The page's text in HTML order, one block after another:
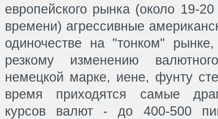
европейского рынка (около 19-
времени) агрессивные
одиночестве на "тонком"
резкому изменению
немецкой марке, иене, фунту
время приходятся самые
курсов валют - до 400-500